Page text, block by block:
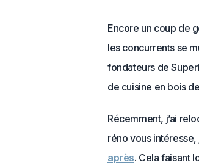
Encore un coup de
les concurrents se
fondateurs de
de cuisine en bois
Récemment, j’ai
réno vous
après. Cela faisant